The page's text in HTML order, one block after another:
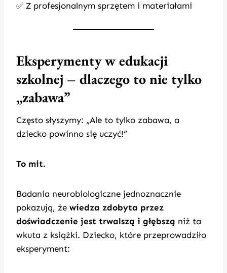
✅ Z profesjonalnym sprzętem i materiałami
Eksperymenty w edukacji
szkolnej – dlaczego to nie tylko
„zabawa”
Często słyszymy: „Ale to tylko zabawa, a
dziecko powinno się uczyć!”
To mit.
Badania neurobiologiczne jednoznacznie
pokazują, że wiedza zdobyta przez
doświadczenie jest trwalszą i głębszą niż ta
wkuta z książki. Dziecko, które przeprowadziło
eksperyment: